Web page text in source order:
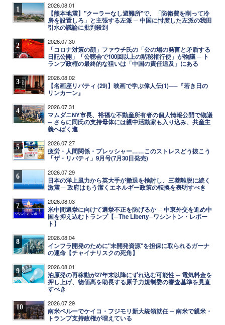
1 2026.08.01
【熊本地震】"クーラーなし避難所"で、「防衛費を削って冷
房を設置しろ」と主張する左派 ─ 中国に忖度した左派の我田
引水の議論に批判殺到
2 2026.07.30
「コロナ対策の顔」ファウチ氏の「公の場の発言と矛盾する
日記公開」「公聴会で100回以上の黙秘権行使」が物議 ─ ト
ランプ政権の最終的な狙いは「中国の責任追及」にある
3 2026.08.02
【名画座リバティ (29)】映画で学ぶ偉人伝(1)──『若き日の
リンカーン』
4 2026.07.31
マムダニNY市長、裕福な不動産所有者の個人情報公開で物議
─ さらに同氏の支持母体には親中活動家も入り込み、共産主
義へばく進
5 2026.07.27
疲労・人間関係・プレッシャー……このストレスどう抜こう
「ザ・リバティ」9月号(7月30日発売)
6 2026.07.29
日本の洋上風力から英大手が撤退を検討し、三菱離脱に続く
激震 ─ 政府はもう潔くエネルギー政策の転換を表明すべき
7 2026.08.03
米中間選挙に向けて選挙不正を防げるか ─ 中東外交を進め中
国を抑え込むトランプ【─The Liberty─ワシントン・レポー
ト】
8 2026.08.04
インフラ開発のために"未開発資源"を担保に取られるガーナ
の運命【チャイナリスクの死角】
9 2026.08.01
泊原発の再稼動が27年末以降にずれ込む可能性 ─ 電気料金を
押し上げ、物価高を助長する原子力規制委の審査基準を見直
すべき
10 2026.07.29
南米ペルーでケイコ・フジモリ新大統領就任 ─ 南米で親米・
トランプ支持政権が増えている